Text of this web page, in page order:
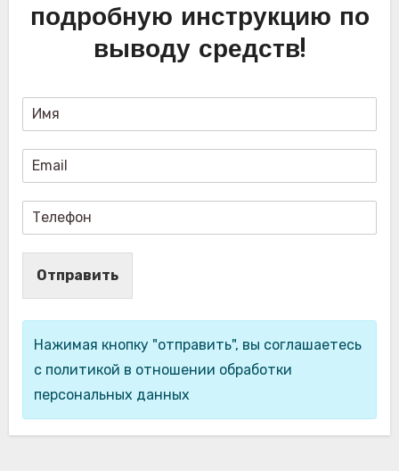
подробную инструкцию по
выводу средств!
Отправить
Нажимая кнопку "отправить", вы соглашаетесь
с политикой в отношении обработки
персональных данных